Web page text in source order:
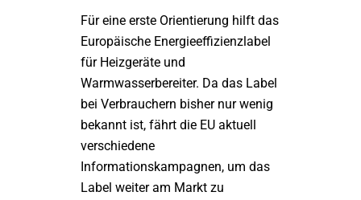
Für eine erste Orientierung hilft das
Europäische Energieeffizienzlabel
für Heizgeräte und
Warmwasserbereiter. Da das Label
bei Verbrauchern bisher nur wenig
bekannt ist, fährt die EU aktuell
verschiedene
Informationskampagnen, um das
Label weiter am Markt zu